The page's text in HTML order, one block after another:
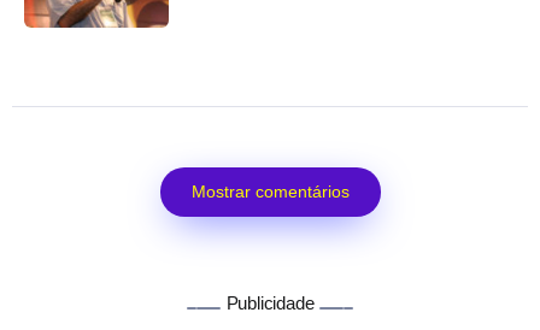
Mostrar comentários
Publicidade